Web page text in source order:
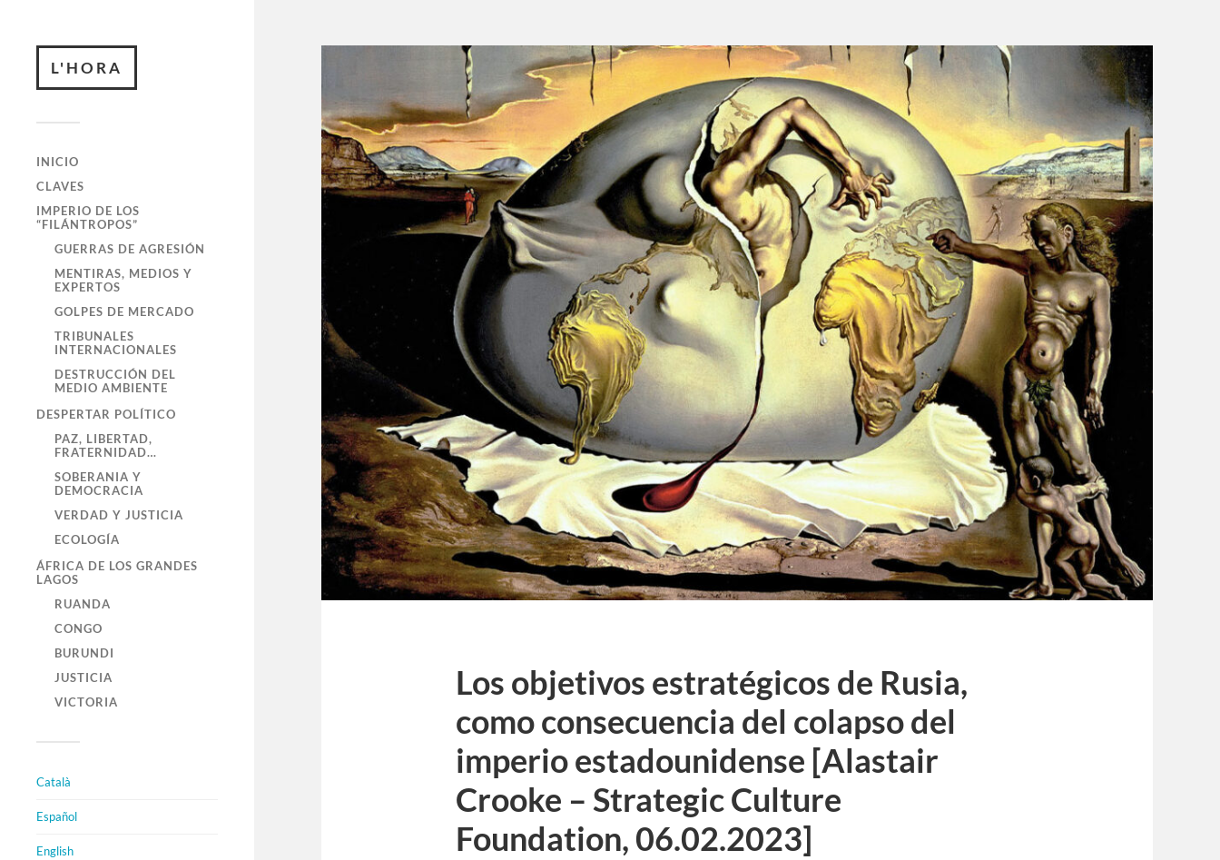
L'HORA
INICIO
CLAVES
IMPERIO DE LOS
“FILÁNTROPOS”
GUERRAS DE AGRESIÓN
MENTIRAS, MEDIOS Y
EXPERTOS
GOLPES DE MERCADO
TRIBUNALES
INTERNACIONALES
DESTRUCCIÓN DEL
MEDIO AMBIENTE
DESPERTAR POLÍTICO
PAZ, LIBERTAD,
FRATERNIDAD…
SOBERANIA Y
DEMOCRACIA
VERDAD Y JUSTICIA
ECOLOGÍA
ÁFRICA DE LOS GRANDES
LAGOS
RUANDA
CONGO
BURUNDI
JUSTICIA
VICTORIA
Català
Español
English
Los objetivos estratégicos de Rusia,
como consecuencia del colapso del
imperio estadounidense [Alastair
Crooke – Strategic Culture
Foundation, 06.02.2023]